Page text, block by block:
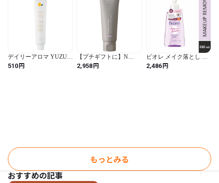
デイリーアロマ YUZUハ
ンドクリーム ミニ (20
ｇ) 日本製 ゆず 柚子 柑
510円
【プチギフトに】N
organic HOME モイスト
アロマ ハンドクリーム
2,958円
ビオレ メイク落とし パ
ーフェクトオイル
230ml【HTRC3】 (ホワ
2,486円
もっとみる
おすすめの記事